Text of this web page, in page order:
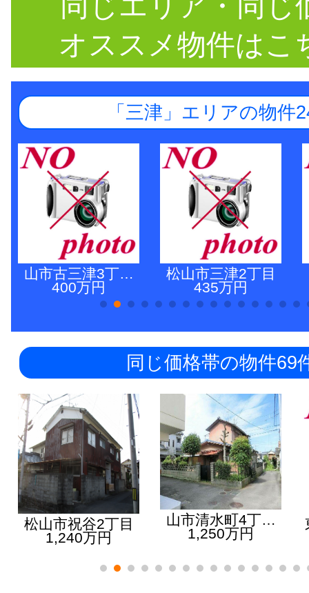
オススメ物件はこ
「三津」エリアの物件
山市古三津3丁…
400万円
松山市三津2丁目
435万円
同じ価格帯の物件69
松山市祝谷2丁目
1,240万円
山市清水町4丁…
1,250万円